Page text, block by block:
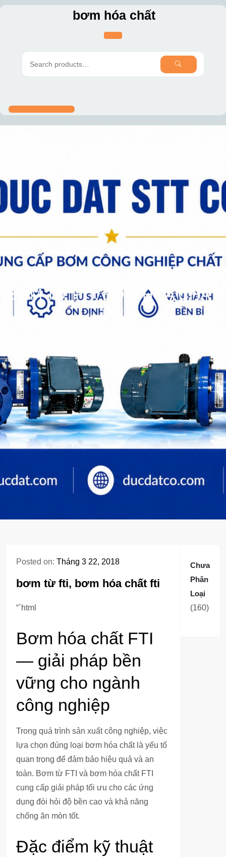
Skip
bơm hóa chất
SEARCH
BƠM TỪ FTI, BƠM HÓA CHẤT
FTI
Posted on: Tháng 3 22, 2018
bơm từ fti, bơm hóa chất fti
“`html
Bơm hóa chất FTI
— giải pháp bền
vững cho ngành
công nghiệp
Trong quá trình sản xuất công nghiệp, việc
lựa chọn đúng loại bơm hóa chất là yếu tố
quan trọng để đảm bảo hiệu quả và an
toàn. Bơm từ FTI và bơm hóa chất FTI
cung cấp giải pháp tối ưu cho các ứng
dụng đòi hỏi độ bền cao và khả năng
chống ăn mòn tốt.
Đặc điểm kỹ thuật
Chưa
Phân
Loại
160160